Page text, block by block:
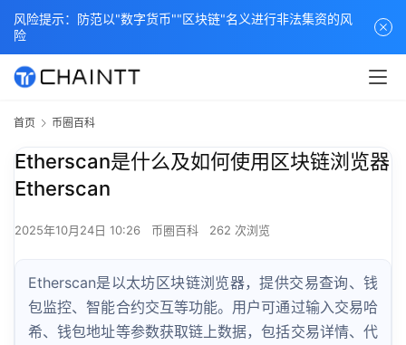
首页 币圈百科
Etherscan是什么及如何使用区块链浏览器
Etherscan
2025年10月24日 10:26 币圈百科 262 次浏览
Etherscan是以太坊区块链浏览器，提供交易查询、钱
包监控、智能合约交互等功能。用户可通过输入交易哈
希、钱包地址等参数获取链上数据，包括交易详情、代
风险提示：防范以"数字货币""区块链"名义进行非法集资的风
险